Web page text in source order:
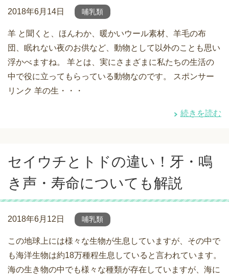
2018年6月14日 哺乳類
羊 と聞くと、ほんわか、暖かいウール素材、羊毛の布
団、眠れない夜のお供など、動物として以外のことも思い
浮かべますね。 羊とは、実にさまざまに私たちの生活の
中で役に立ってもらっている動物なのです。 スポンサー
リンク 羊の生・・・
続きを読む
セイウチとトドの違い！牙・鳴
き声・寿命についても解説
2018年6月12日 哺乳類
この地球上には様々な生物が生息していますが、その中で
も海洋生物は約18万種程生息していると言われています。
海の生き物の中でも様々な種類が存在していますが、海に